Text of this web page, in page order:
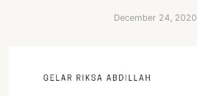
December 24, 2020